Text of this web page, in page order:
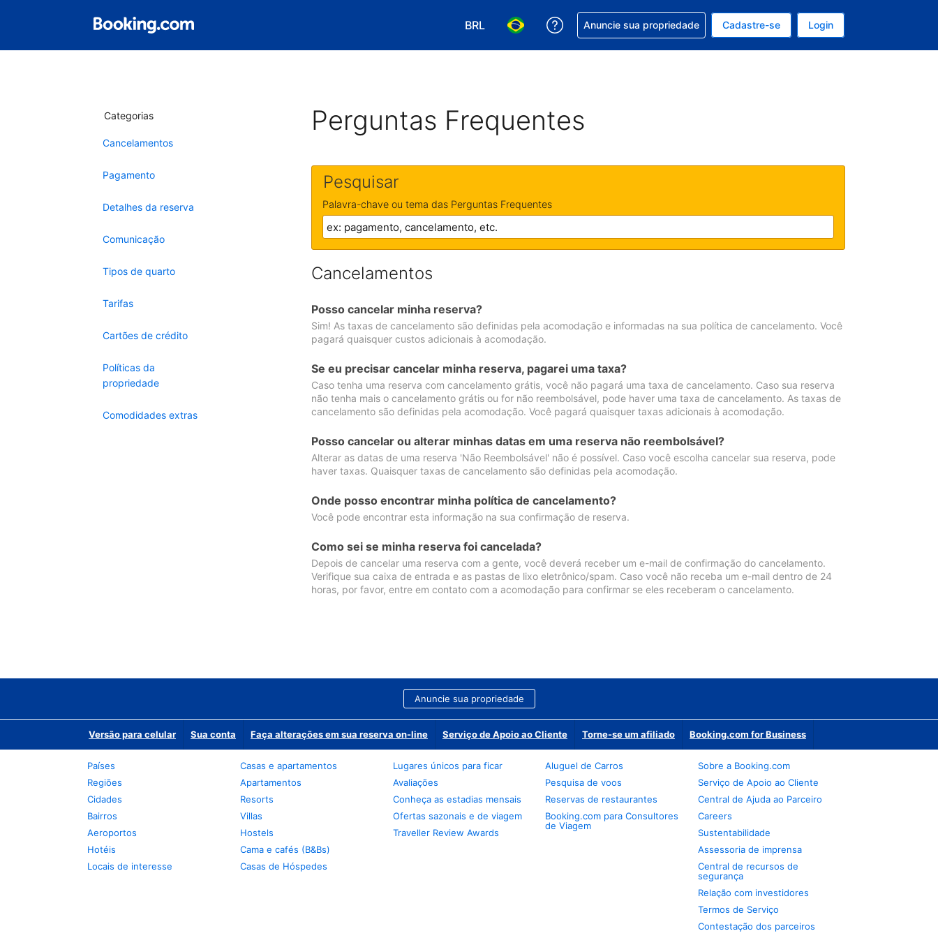
BRL
Escolha sua moeda. Atualmente, sua moeda é: Real
Escolha seu idioma. Atualmente, seu idioma é: Português (Brasil)
Receber ajuda com sua reserva
Anuncie sua propriedade Cadastre-se Login
Categorias
Cancelamentos
Pagamento
Detalhes da reserva
Comunicação
Tipos de quarto
Tarifas
Cartões de crédito
Políticas da
propriedade
Comodidades extras
Perguntas Frequentes
Pesquisar
Palavra-chave ou tema das Perguntas Frequentes
Cancelamentos
Posso cancelar minha reserva?
Sim! As taxas de cancelamento são definidas pela acomodação e informadas na sua política de cancelamento. Você
pagará quaisquer custos adicionais à acomodação.
Se eu precisar cancelar minha reserva, pagarei uma taxa?
Caso tenha uma reserva com cancelamento grátis, você não pagará uma taxa de cancelamento. Caso sua reserva
não tenha mais o cancelamento grátis ou for não reembolsável, pode haver uma taxa de cancelamento. As taxas de
cancelamento são definidas pela acomodação. Você pagará quaisquer taxas adicionais à acomodação.
Posso cancelar ou alterar minhas datas em uma reserva não reembolsável?
Alterar as datas de uma reserva 'Não Reembolsável' não é possível. Caso você escolha cancelar sua reserva, pode
haver taxas. Quaisquer taxas de cancelamento são definidas pela acomodação.
Onde posso encontrar minha política de cancelamento?
Você pode encontrar esta informação na sua confirmação de reserva.
Como sei se minha reserva foi cancelada?
Depois de cancelar uma reserva com a gente, você deverá receber um e-mail de confirmação do cancelamento.
Verifique sua caixa de entrada e as pastas de lixo eletrônico/spam. Caso você não receba um e-mail dentro de 24
horas, por favor, entre em contato com a acomodação para confirmar se eles receberam o cancelamento.
Anuncie sua propriedade
Versão para celular Sua conta Faça alterações em sua reserva on-line Serviço de Apoio ao Cliente Torne-se um afiliado Booking.com for Business
Países
Regiões
Cidades
Bairros
Aeroportos
Hotéis
Locais de interesse
Casas e apartamentos
Apartamentos
Resorts
Villas
Hostels
Cama e cafés (B&Bs)
Casas de Hóspedes
Lugares únicos para ficar
Avaliações
Conheça as estadias mensais
Ofertas sazonais e de viagem
Traveller Review Awards
Aluguel de Carros
Pesquisa de voos
Reservas de restaurantes
Booking.com para Consultores
de Viagem
Sobre a Booking.com
Serviço de Apoio ao Cliente
Central de Ajuda ao Parceiro
Careers
Sustentabilidade
Assessoria de imprensa
Central de recursos de
segurança
Relação com investidores
Termos de Serviço
Contestação dos parceiros